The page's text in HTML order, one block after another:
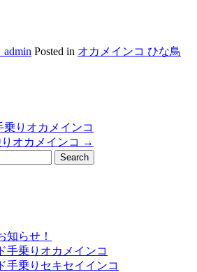
Posted in オカメインコ ひな鳥
りオカメインコ
オカメインコ →
知らせ！
手乗りオカメインコ
手乗りセキセイインコ